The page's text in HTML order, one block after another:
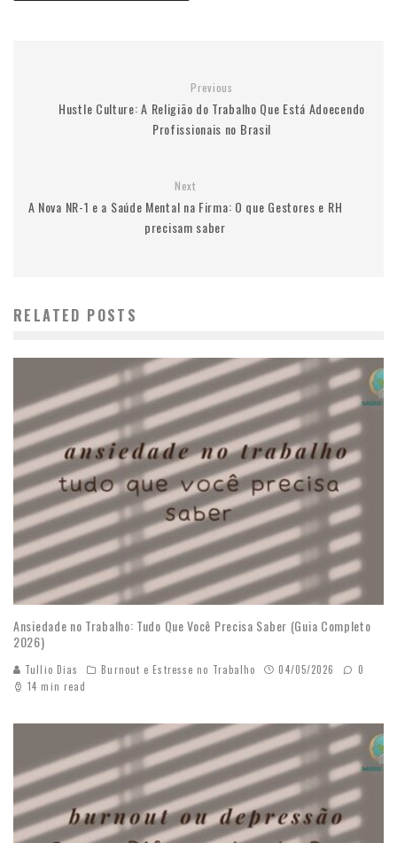
Previous
Hustle Culture: A Religião do Trabalho Que Está Adoecendo
Profissionais no Brasil
Next
A Nova NR-1 e a Saúde Mental na Firma: O que Gestores e RH
precisam saber
RELATED POSTS
Ansiedade no Trabalho: Tudo Que Você Precisa Saber (Guia Completo
2026)
Tullio Dias Burnout e Estresse no Trabalho 04/05/2026
0
14 min read